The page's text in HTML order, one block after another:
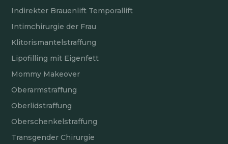
Indirekter Brauenlift Temporallift
Intimchirurgie der Frau
Klitorismantelstraffung
Lipofilling mit Eigenfett
Mommy Makeover
Oberarmstraffung
Oberlidstraffung
Oberschenkelstraffung
Transgender Chirurgie